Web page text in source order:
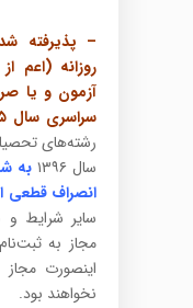
– پذیرفته
روزانه (اعم
آزمون و یا
سراسری سال ۱۳۹۵
رشته‌های
سال ۱۳۹۶
انصراف قطعی
سایر شرایط و
مجاز به
اینصورت
نخواهند بود.